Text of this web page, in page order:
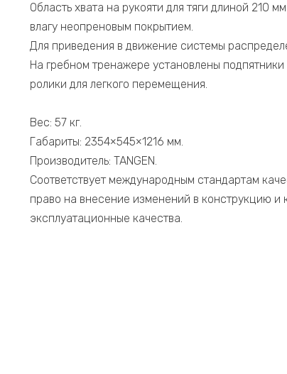
Область хвата на рукояти для тяги длиной
влагу неопреновым покрытием.
Для приведения в движение системы
На гребном тренажере установлены
ролики для легкого перемещения.
Вес: 57 кг.
Габариты: 2354×545×1216 мм.
Производитель: TANGEN.
Соответствует международным стандартам
право на внесение изменений в конструкцию
эксплуатационные качества.